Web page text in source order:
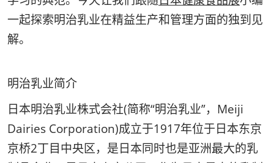
一起探索明治乳业在精益生产和管理方面的独到见
解。
明治乳业简介
日本明治乳业株式会社(简称“明治乳业”，Meiji
Dairies Corporation)成立于1917年位于日本东京
京桥2丁目中央区，是日本同时也是亚洲最大的乳